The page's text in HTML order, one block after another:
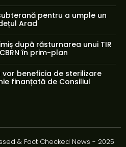
pentru a umple un
Arad
după răsturnarea unui TIR
în prim-plan
beneficia de sterilizare
finanțată de Consiliul
& Fact Checked News - 2025